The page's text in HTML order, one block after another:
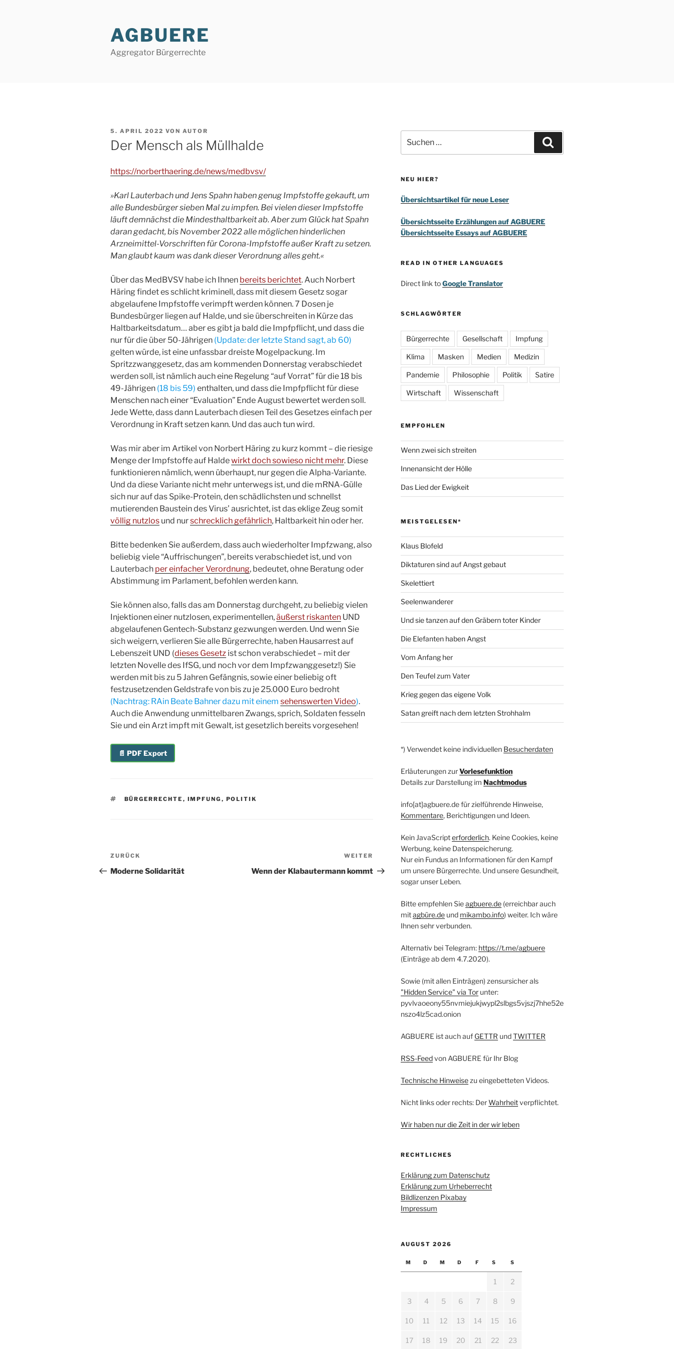
AGBUERE
Aggregator Bürgerrechte
VERÖFFENTLICHT
AM
5. APRIL 2022 VON AUTOR
Der Mensch als Müllhalde
https://norberthaering.de/news/medbvsv/
»Karl Lauterbach und Jens Spahn haben genug Impfstoffe gekauft, um
alle Bundesbürger sieben Mal zu impfen. Bei vielen dieser Impfstoffe
läuft demnächst die Mindesthaltbarkeit ab. Aber zum Glück hat Spahn
daran gedacht, bis November 2022 alle möglichen hinderlichen
Arzneimittel-Vorschriften für Corona-Impfstoffe außer Kraft zu setzen.
Man glaubt kaum was dank dieser Verordnung alles geht.«
Über das MedBVSV habe ich Ihnen bereits berichtet. Auch Norbert
Häring findet es schlicht kriminell, dass mit diesem Gesetz sogar
abgelaufene Impfstoffe verimpft werden können. 7 Dosen je
Bundesbürger liegen auf Halde, und sie überschreiten in Kürze das
Haltbarkeitsdatum… aber es gibt ja bald die Impfpflicht, und dass die
nur für die über 50-Jährigen (Update: der letzte Stand sagt, ab 60)
gelten würde, ist eine unfassbar dreiste Mogelpackung. Im
Spritzzwanggesetz, das am kommenden Donnerstag verabschiedet
werden soll, ist nämlich auch eine Regelung “auf Vorrat” für die 18 bis
49-Jährigen (18 bis 59) enthalten, und dass die Impfpflicht für diese
Menschen nach einer “Evaluation” Ende August bewertet werden soll.
Jede Wette, dass dann Lauterbach diesen Teil des Gesetzes einfach per
Verordnung in Kraft setzen kann. Und das auch tun wird.
Was mir aber im Artikel von Norbert Häring zu kurz kommt – die riesige
Menge der Impfstoffe auf Haldewirkt doch sowieso nicht mehr. Diese
funktionieren nämlich, wenn überhaupt, nur gegen die Alpha-Variante.
Und da diese Variante nicht mehr unterwegs ist, und die mRNA-Gülle
sich nur auf das Spike-Protein, den schädlichsten und schnellst
mutierenden Baustein des Virus’ ausrichtet, ist das eklige Zeug somit
völlig nutzlos und nurschrecklich gefährlich, Haltbarkeit hin oder her.
Bitte bedenken Sie außerdem, dass auch wiederholter Impfzwang, also
beliebig viele “Auffrischungen”, bereits verabschiedet ist, und von
Lauterbach per einfacher Verordnung, bedeutet, ohne Beratung oder
Abstimmung im Parlament, befohlen werden kann.
Sie können also, falls das am Donnerstag durchgeht, zu beliebig vielen
Injektionen einer nutzlosen, experimentellen,äußerst riskanten UND
abgelaufenen Gentech-Substanz gezwungen werden. Und wenn Sie
sich weigern, verlieren Sie alle Bürgerrechte, haben Hausarrest auf
Lebenszeit UND (dieses Gesetz ist schon verabschiedet – mit der
letzten Novelle des IfSG, und noch vor dem Impfzwanggesetz!) Sie
werden mit bis zu 5 Jahren Gefängnis, sowie einer beliebig oft
festzusetzenden Geldstrafe von bis zu je 25.000 Euro bedroht
(Nachtrag: RAin Beate Bahner dazu mit einem sehenswerten Video).
Auch die Anwendung unmittelbaren Zwangs, sprich, Soldaten fesseln
Sie und ein Arzt impft mit Gewalt, ist gesetzlich bereits vorgesehen!
📄 PDF Export
SCHLAGWÖRTER
BÜRGERRECHTE , IMPFUNG , POLITIK
Beitragsnavigation
Vorheriger
Beitrag
ZURÜCK
Moderne Solidarität
Nächster
Beitrag
WEITER
Wenn der Klabautermann kommt
nach:
NEU HIER?
Übersichtsartikel für neue Leser
Übersichtsseite Erzählungen auf AGBUERE
Übersichtsseite Essays auf AGBUERE
READ IN OTHER LANGUAGES
Direct link toGoogle Translator
SCHLAGWÖRTER
Bürgerrechte Gesellschaft Impfung
Klima Masken Medien Medizin
Pandemie Philosophie Politik Satire
Wirtschaft Wissenschaft
EMPFOHLEN
Wenn zwei sich streiten
Innenansicht der Hölle
Das Lied der Ewigkeit
MEISTGELESEN*
Klaus Blofeld
Diktaturen sind auf Angst gebaut
Skelettiert
Seelenwanderer
Und sie tanzen auf den Gräbern toter Kinder
Die Elefanten haben Angst
Vom Anfang her
Den Teufel zum Vater
Krieg gegen das eigene Volk
Satan greift nach dem letzten Strohhalm
*) Verwendet keine individuellen Besucherdaten
Erläuterungen zurVorlesefunktion
Details zur Darstellung im Nachtmodus
info[at]agbuere.de für zielführende Hinweise,
Kommentare, Berichtigungen und Ideen.
Kein JavaScripterforderlich. Keine Cookies, keine
Werbung, keine Datenspeicherung.
Nur ein Fundus an Informationen für den Kampf
um unsere Bürgerrechte. Und unsere Gesundheit,
sogar unser Leben.
Bitte empfehlen Sieagbuere.de(erreichbar auch
mitagbüre.deund mikambo.info) weiter. Ich wäre
Ihnen sehr verbunden.
Alternativ bei Telegram: https://t.me/agbuere
(Einträge ab dem 4.7.2020).
Sowie (mit allen Einträgen) zensursicher als
"Hidden Service" via Torunter:
pyvlvaoeony55nvmiejukjwypl2slbgs5vjszj7hhe52e
nszo4lz5cad.onion
AGBUERE ist auch auf GETTR undTWITTER
RSS-Feedvon AGBUERE für Ihr Blog
Technische Hinweisezu eingebetteten Videos.
Nicht links oder rechts: DerWahrheitverpflichtet.
Wir haben nur die Zeit in der wir leben
RECHTLICHES
Erklärung zum Datenschutz
Erklärung zum Urheberrecht
Bildlizenzen Pixabay
Impressum
AUGUST 2026
M D M D F S S
1 2
3 4 5 6 7 8 9
10 11 12 13 14 15 16
17 18 19 20 21 22 23